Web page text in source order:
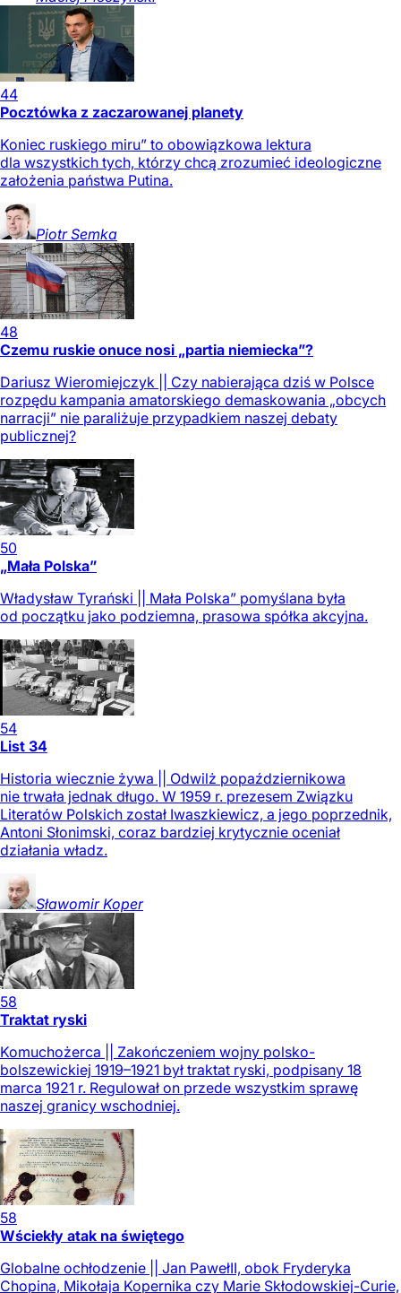
44
Pocztówka z zaczarowanej planety
Koniec ruskiego miru” to obowiązkowa lektura
dla wszystkich tych, którzy chcą zrozumieć ideologiczne
założenia państwa Putina.
Piotr Semka
48
Czemu ruskie onuce nosi „partia niemiecka”?
Dariusz Wieromiejczyk || Czy nabierająca dziś w Polsce
rozpędu kampania amatorskiego demaskowania „obcych
narracji” nie paraliżuje przypadkiem naszej debaty
publicznej?
50
„Mała Polska”
Władysław Tyrański || Mała Polska” pomyślana była
od początku jako podziemna, prasowa spółka akcyjna.
54
List 34
Historia wiecznie żywa || Odwilż popaździernikowa
nie trwała jednak długo. W 1959 r. prezesem Związku
Literatów Polskich został Iwaszkiewicz, a jego poprzednik,
Antoni Słonimski, coraz bardziej krytycznie oceniał
działania władz.
Sławomir Koper
58
Traktat ryski
Komuchożerca || Zakończeniem wojny polsko-
bolszewickiej 1919–1921 był traktat ryski, podpisany 18
marca 1921 r. Regulował on przede wszystkim sprawę
naszej granicy wschodniej.
58
Wściekły atak na świętego
Globalne ochłodzenie || Jan PawełII, obok Fryderyka
Chopina, Mikołaja Kopernika czy Marie Skłodowskiej-Curie,